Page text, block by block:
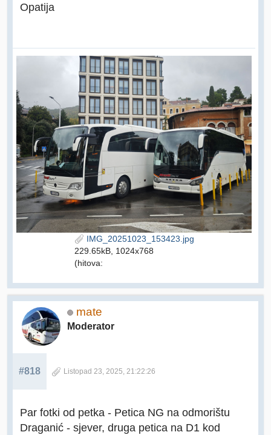
Opatija
IMG_20251023_153423.jpg
229.65kB, 1024x768
(hitova:
mate
Moderator
#818 Listopad 23, 2025, 21:22:26
Par fotki od petka - Petica NG na odmorištu
Draganić - sjever, druga petica na D1 kod